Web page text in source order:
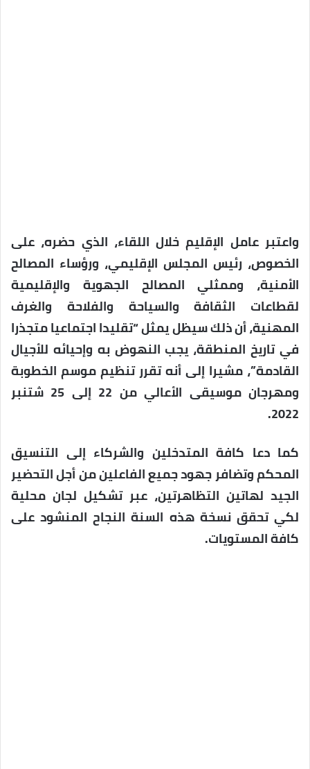
واعتبر عامل الإقليم خلال اللقاء، الذي حضره، على
الخصوص، رئيس المجلس الإقليمي، ورؤساء المصالح
الأمنية، وممثلي المصالح الجهوية والإقليمية
لقطاعات الثقافة والسياحة والفلاحة والغرف
المهنية، أن ذلك سيظل يمثل “تقليدا اجتماعيا متجذرا
في تاريخ المنطقة، يجب النهوض به وإحيائه للأجيال
القادمة”، مشيرا إلى أنه تقرر تنظيم موسم الخطوبة
ومهرجان موسيقى الأعالي من 22 إلى 25 شتنبر
2022.
كما دعا كافة المتدخلين والشركاء إلى التنسيق
المحكم وتضافر جهود جميع الفاعلين من أجل التحضير
الجيد لهاتين التظاهرتين، عبر تشكيل لجان محلية
لكي تحقق نسخة هذه السنة النجاح المنشود على
كافة المستويات.